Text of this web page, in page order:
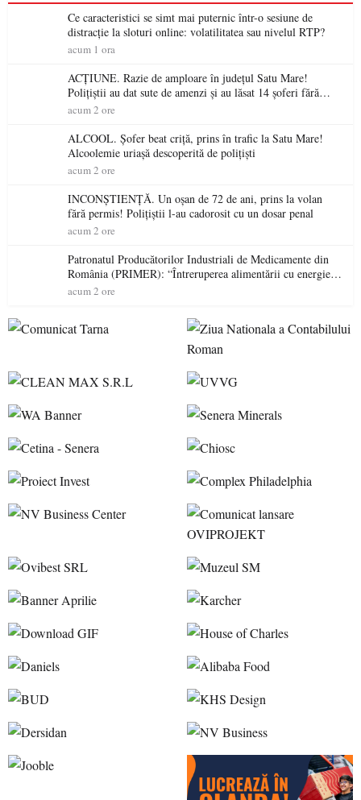
Ce caracteristici se simt mai puternic într-o sesiune de
distracție la sloturi online: volatilitatea sau nivelul RTP?
acum 1 ora
ACȚIUNE. Razie de amploare în județul Satu Mare!
Polițiștii au dat sute de amenzi și au lăsat 14 șoferi fără
permis într-o singură zi
acum 2 ore
ALCOOL. Șofer beat criță, prins în trafic la Satu Mare!
Alcoolemie uriașă descoperită de polițiști
acum 2 ore
INCONȘTIENȚĂ. Un oșan de 72 de ani, prins la volan
fără permis! Polițiștii l-au cadorosit cu un dosar penal
acum 2 ore
Patronatul Producătorilor Industriali de Medicamente din
România (PRIMER): “Întreruperea alimentării cu energie
electrică a fabricilor de medicamente va pune în pericol
acum 2 ore